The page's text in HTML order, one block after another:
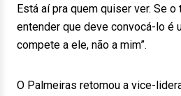
Está aí pra quem quiser ver. Se
entender que deve convocá-lo é
compete a ele, não a mim”.
O Palmeiras retomou a vice-